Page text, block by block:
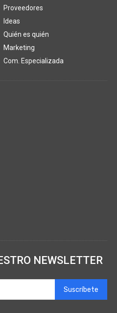
Proveedores
Ideas
Quién es quién
Marketing
Com. Especializada
NEWSLETTER
Suscríbete